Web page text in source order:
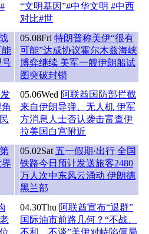
“文明基因”#中华文明 #中西
对比#世
能
号
05.08Fri 特朗普称美伊“很有
可能”达成协议霍尔木兹海峡
博弈继续 美军一艘伊朗船试
图突破封锁
05.06Wed 阿联酋国防部拦截
来自伊朗导弹、无人机 伊军
方消息人士否认袭击富查伊
拉美国白宫附近
界
05.02Sat 五一假期·出行 全国
铁路今日预计发送旅客2480
万人次中东风云涌动 伊朗德
黑兰部
04.30Thu 阿联酋宣布“退群”
国际油市前路几何？“不战、
不和、不谈”美伊对峙陷僵局